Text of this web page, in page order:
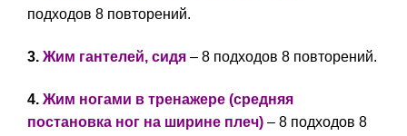
подходов 8 повторений.
3. Жим гантелей, сидя – 8 подходов 8 повторений.
4. Жим ногами в тренажере (средняя
постановка ног на ширине плеч) – 8 подходов 8